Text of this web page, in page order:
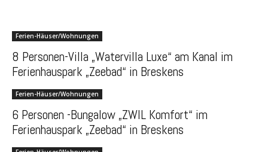
Ferien-Häuser/Wohnungen
8 Personen-Villa „Watervilla Luxe“ am Kanal im
Ferienhauspark „Zeebad“ in Breskens
Ferien-Häuser/Wohnungen
6 Personen -Bungalow „ZWIL Komfort“ im
Ferienhauspark „Zeebad“ in Breskens